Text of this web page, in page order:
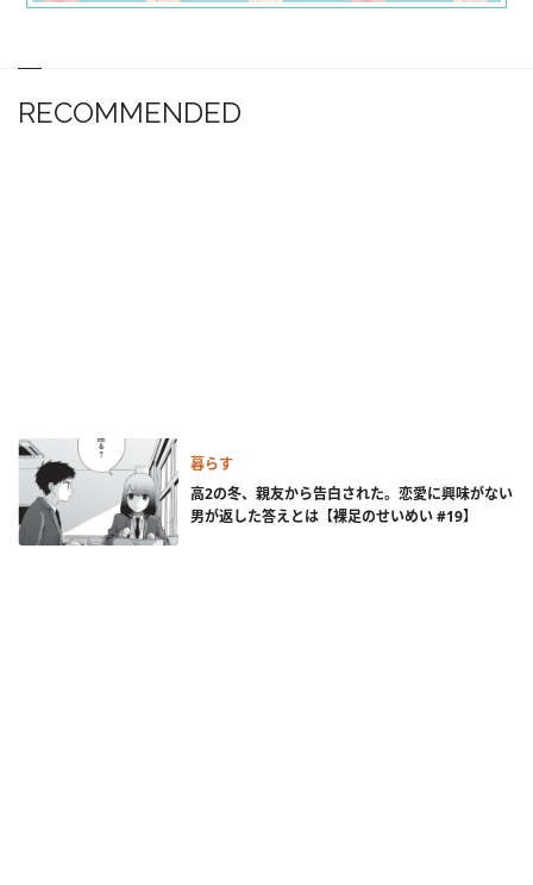
RECOMMENDED
暮らす
高2の冬、親友から告白された。恋愛に興味がない
男が返した答えとは【裸足のせいめい #19】